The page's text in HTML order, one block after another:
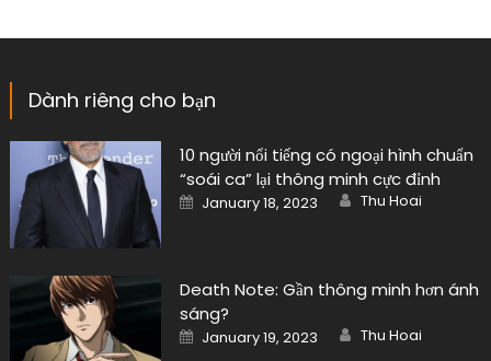
Dành riêng cho bạn
10 người nổi tiếng có ngoại hình chuẩn
“soái ca” lại thông minh cực đỉnh
Posted
on
January 18, 2023 Author
Thu Hoai
Death Note: Gần thông minh hơn ánh
sáng?
Posted
on
January 19, 2023 Author
Thu Hoai